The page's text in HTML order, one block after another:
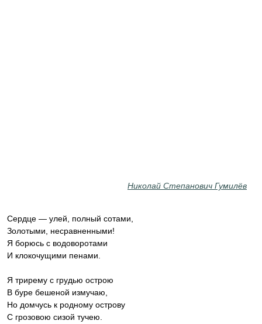
Николай Степанович Гумилёв
Сердце — улей, полный сотами,
Золотыми, несравненными!
Я борюсь с водоворотами
И клокочущими пенами.
Я трирему с грудью острою
В буре бешеной измучаю,
Но домчусь к родному острову
С грозовою сизой тучею.